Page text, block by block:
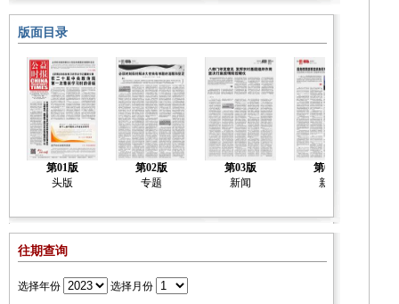
版面目录
第01版
头版
第02版
专题
第03版
新闻
第04版
新闻
往期查询
选择年份 选择月份